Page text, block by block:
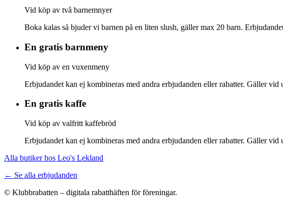
Vid köp av två barnemnyer
Boka kalas så bjuder vi barnen på en liten slush, gäller max 20 barn.
En gratis barnmeny
Vid köp av en vuxenmeny
Erbjudandet kan ej kombineras med andra erbjudanden eller rabatter. Gäller
En gratis kaffe
Vid köp av valfritt kaffebröd
Erbjudandet kan ej kombineras med andra erbjudanden eller rabatter. Gäller
Alla butiker hos Leo's Lekland
← Se alla erbjudanden
© Klubbrabatten – digitala rabatthäften för föreningar.